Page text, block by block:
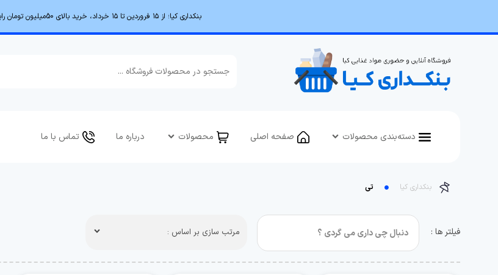
بنکداری کیا؛ از ۱۵ فروردین تا ۱۵ خرداد، خرید بالای 50میلیون تومان رایگان شد!
دسته‌بندی محصولات صفحه اصلی محصولات درباره ما تماس با ما
بنکداری کیا تی
فیلتر ها : مرتب سازی بر اساس :